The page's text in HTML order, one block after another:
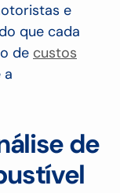
e
que cada
de custos
a
de